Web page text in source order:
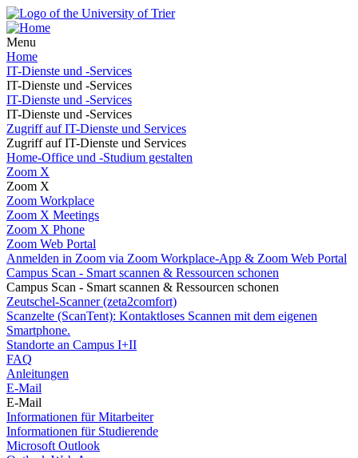
Menu
Home
IT-Dienste und -Services
IT-Dienste und -Services
IT-Dienste und -Services
IT-Dienste und -Services
Zugriff auf IT-Dienste und Services
Zugriff auf IT-Dienste und Services
Home-Office und -Studium gestalten
Zoom X
Zoom X
Zoom Workplace
Zoom X Meetings
Zoom X Phone
Zoom Web Portal
Anmelden in Zoom via Zoom Workplace-App & Zoom Web Portal
Campus Scan - Smart scannen & Ressourcen schonen
Campus Scan - Smart scannen & Ressourcen schonen
Zeutschel-Scanner (zeta2comfort)
Scanzelte (ScanTent): Kontaktloses Scannen mit dem eigenen
Smartphone.
Standorte an Campus I+II
FAQ
Anleitungen
E-Mail
E-Mail
Informationen für Mitarbeiter
Informationen für Studierende
Microsoft Outlook